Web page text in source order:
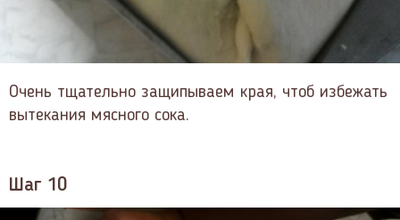
Очень тщательно защипываем края, чтоб избежать
вытекания мясного сока.
Шаг 10